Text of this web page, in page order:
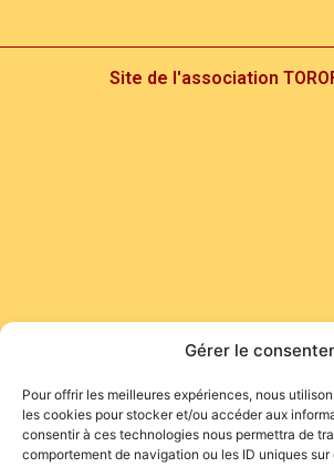
Gérer le
Pour offrir les meilleures expériences, nous
les cookies pour stocker et/ou accéder aux
consentir à ces technologies nous permettra de
comportement de navigation ou les ID uniques
Site de l'association